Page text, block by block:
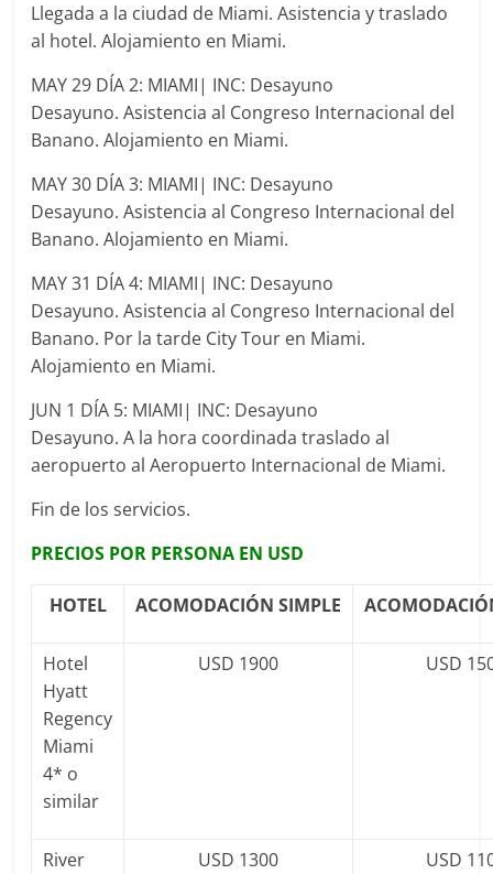
Llegada a la ciudad de Miami. Asistencia y traslado
al hotel. Alojamiento en Miami.
MAY 29 DÍA 2: MIAMI| INC: Desayuno
Desayuno. Asistencia al Congreso Internacional del
Banano. Alojamiento en Miami.
MAY 30 DÍA 3: MIAMI| INC: Desayuno
Desayuno. Asistencia al Congreso Internacional del
Banano. Alojamiento en Miami.
MAY 31 DÍA 4: MIAMI| INC: Desayuno
Desayuno. Asistencia al Congreso Internacional del
Banano. Por la tarde City Tour en Miami.
Alojamiento en Miami.
JUN 1 DÍA 5: MIAMI| INC: Desayuno
Desayuno. A la hora coordinada traslado al
aeropuerto al Aeropuerto Internacional de Miami.
Fin de los servicios.
PRECIOS POR PERSONA EN USD
HOTEL ACOMODACIÓN SIMPLE
Hotel
Hyatt
Regency
Miami
4* o
similar
USD 1900 USD
River
USD 1300 USD